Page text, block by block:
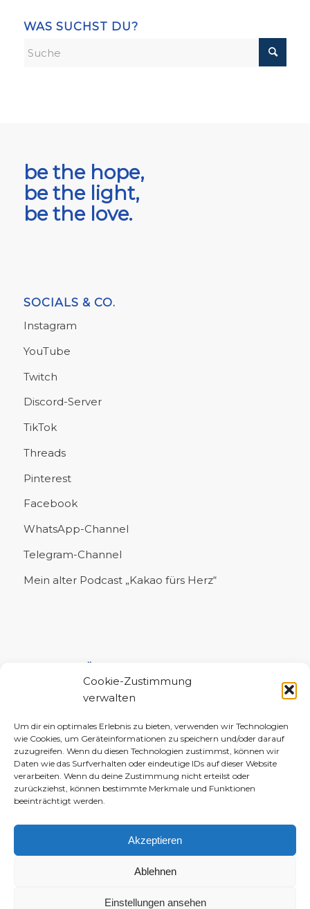
Cookie-Zustimmung
verwalten
Um dir ein optimales Erlebnis zu bieten, verwenden wir Technologien
wie Cookies, um Geräteinformationen zu speichern und/oder darauf
zuzugreifen. Wenn du diesen Technologien zustimmst, können wir
Daten wie das Surfverhalten oder eindeutige IDs auf dieser Website
verarbeiten. Wenn du deine Zustimmung nicht erteilst oder
zurückziehst, können bestimmte Merkmale und Funktionen
beeinträchtigt werden.
Akzeptieren
Ablehnen
Einstellungen ansehen
WAS SUCHST DU?
be the hope,
be the light,
be the love.
SOCIALS & CO.
Instagram
YouTube
Twitch
Discord-Server
TikTok
Threads
Pinterest
Facebook
WhatsApp-Channel
Telegram-Channel
Mein alter Podcast „Kakao fürs Herz“
© 2010–2026 Daniela-Marlin Jakobi (ewiglichtkind | The Fabulous Diary)